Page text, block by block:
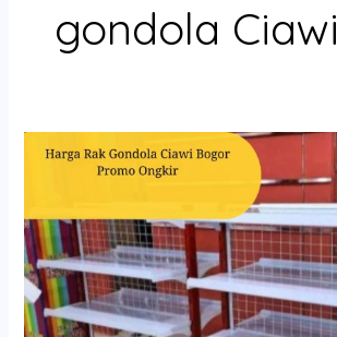
gondola Ciawi
Harga
Ciawi
Bogor
Promo
Ongkir